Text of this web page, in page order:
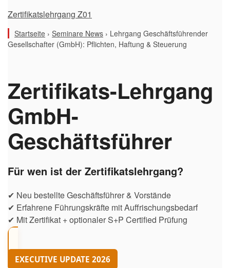
Zertifikatslehrgang Z01
Startseite › Seminare News › Lehrgang Geschäftsführender
Gesellschafter (GmbH): Pflichten, Haftung & Steuerung
Zertifikats-Lehrgang
GmbH-
Geschäftsführer
Für wen ist der Zertifikatslehrgang?
✔ Neu bestellte Geschäftsführer & Vorstände
✔ Erfahrene Führungskräfte mit Auffrischungsbedarf
✔ Mit Zertifikat + optionaler S+P Certified Prüfung
EXECUTIVE UPDATE 2026